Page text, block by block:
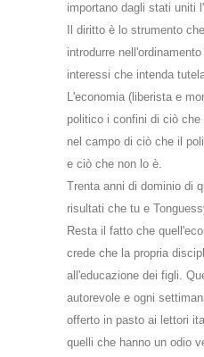
importano dagli stati uniti
Il diritto è lo strumento
introdurre
interessi che intenda
L'economia (liberista e
politico i confini di ciò
nel campo di ciò che il
e ciò che non lo è.
Trenta anni di dominio di
risultati che tu e
Resta il fatto che
crede che la propria
all'educazione dei figli.
autorevole e ogni
offerto in pasto ai lettori
quelli che hanno un odio